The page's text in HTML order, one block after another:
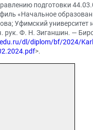
подготовки
«Начальное
Уфимский университет
рук. Ф. Н. Зиганшин. —
dl/diplom/bf/2024/
>.